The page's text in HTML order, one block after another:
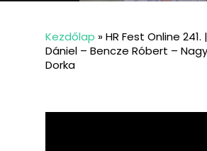
Kezdőlap »HR Fest Online 241.
Dániel – Bencze Róbert –
Dorka